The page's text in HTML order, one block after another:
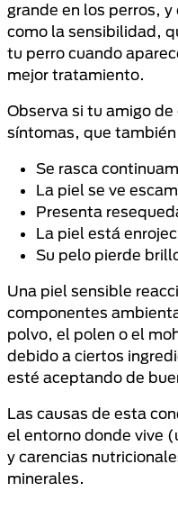
grande en los perros,
como la sensibilidad,
tu perro cuando
mejor tratamiento.
Observa si tu amigo
síntomas, que
Se rasca
La piel se ve
Presenta
La piel está
Su pelo pierde
Una piel sensible
componentes
polvo, el polen o el
debido a ciertos
esté aceptando de
Las causas de esta
el entorno donde vive
y carencias
minerales.